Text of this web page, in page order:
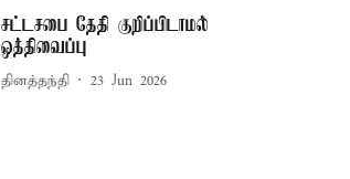
சட்டசபை தேதி குறிப்பிடாமல்
ஒத்திவைப்பு
தினத்தந்தி 23 Jun 2026